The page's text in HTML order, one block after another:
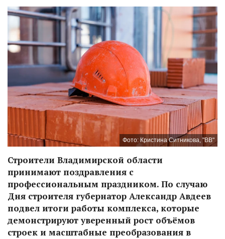
Фото: Кристина Ситникова, "ВВ"
Строители Владимирской области
принимают поздравления с
профессиональным праздником. По случаю
Дня строителя губернатор Александр Авдеев
подвел итоги работы комплекса, которые
демонстрируют уверенный рост объёмов
строек и масштабные преобразования в